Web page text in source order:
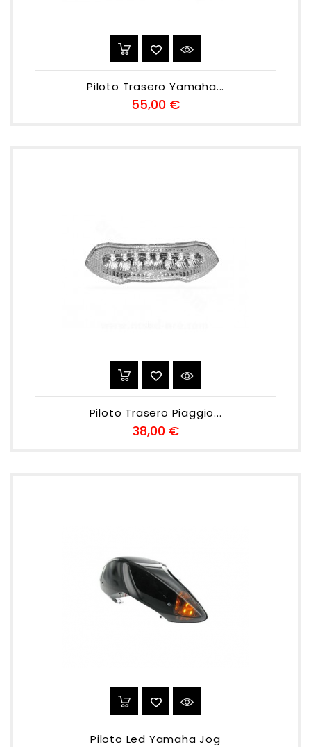
Piloto Trasero Yamaha...
55,00 €Preu
Piloto Trasero Piaggio...
38,00 €Preu
Piloto Led Yamaha Jog